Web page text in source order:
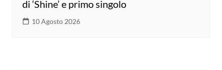
di ‘Shine’ e primo singolo
10 Agosto 2026